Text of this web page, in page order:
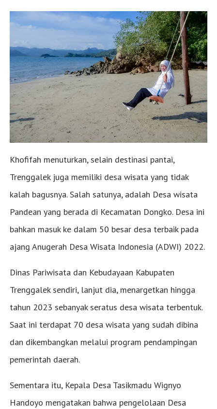
Khofifah menuturkan, selain destinasi pantai,
Trenggalek juga memiliki desa wisata yang tidak
kalah bagusnya. Salah satunya, adalah Desa wisata
Pandean yang berada di Kecamatan Dongko. Desa ini
bahkan masuk ke dalam 50 besar desa terbaik pada
ajang Anugerah Desa Wisata Indonesia (ADWI) 2022.
Dinas Pariwisata dan Kebudayaan Kabupaten
Trenggalek sendiri, lanjut dia, menargetkan hingga
tahun 2023 sebanyak seratus desa wisata terbentuk.
Saat ini terdapat 70 desa wisata yang sudah dibina
dan dikembangkan melalui program pendampingan
pemerintah daerah.
Sementara itu, Kepala Desa Tasikmadu Wignyo
Handoyo mengatakan bahwa pengelolaan Desa